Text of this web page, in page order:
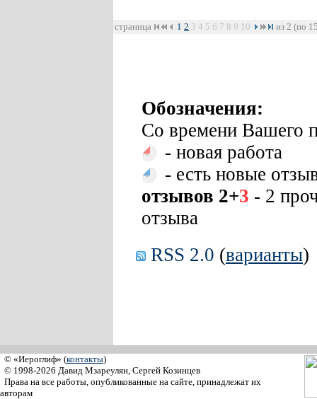
страница 1 2 3 4 5 6 7 8 9 10 из 2 (по
Обозначения:
Со времени Вашего
- новая работа
- есть новые
отзывов 2+3 - 2
отзыва
RSS 2.0 (варианты)
© «Иероглиф» (контакты)
© 1998-2026 Давид Мзареулян, Сергей Козинцев
Права на все работы, опубликованные на сайте, принадлежат их
авторам